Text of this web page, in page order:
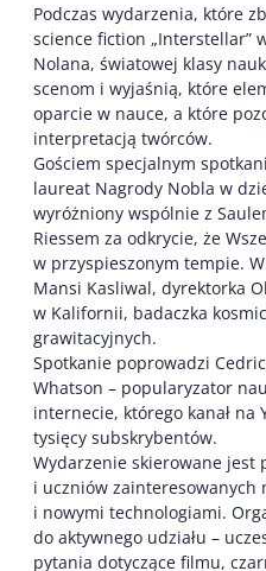
Podczas wydarzenia, które
science fiction „Interstellar”
Nolana, światowej klasy
scenom i wyjaśnią, które
oparcie w nauce, a które
interpretacją twórców.
Gościem specjalnym
laureat Nagrody Nobla w
wyróżniony wspólnie z
Riessem za odkrycie, że
w przyspieszonym tempie.
Mansi Kasliwal, dyrektorka
w Kalifornii, badaczka
grawitacyjnych.
Spotkanie poprowadzi
Whatson – popularyzator
internecie, którego kanał na
tysięcy subskrybentów.
Wydarzenie skierowane jest
i uczniów zainteresowanych
i nowymi technologiami.
do aktywnego udziału –
pytania dotyczące filmu,